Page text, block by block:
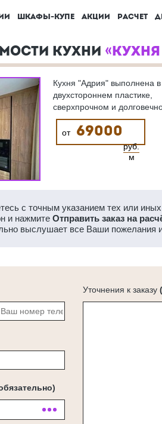
ШКАФЫ-КУПЕ АКЦИИ РАСЧЕТ
КУХНИ
Кухня "Адрия" выполнена в
двухстороннем пластике,
сверхпрочном и
от 69000
руб.
м
с точным указанием тех или
и нажмите Отправить заказ на
выслушает все Ваши пожелания
Уточнения к заказу